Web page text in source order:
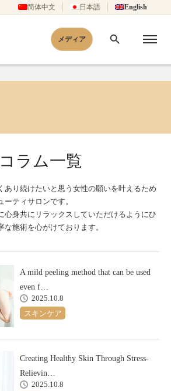
简体中文 日本語 English
メディア
コラム一覧
あり続けたいと思う女性の願いを叶えるため
ティサロンです。
心身共にリラックスしていただけるようにひ
な施術を心がけております。
A mild peeling method that can be used
even f…
2025.10.8
スキンケア
Creating Healthy Skin Through Stress-
Relievin…
2025.10.8